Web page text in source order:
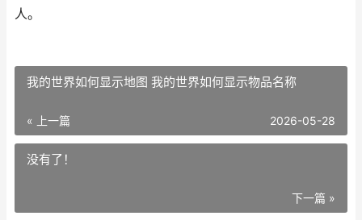
人。
我的世界如何显示地图 我的世界如何显示物品名称
« 上一篇 2026-05-28
没有了！
下一篇 »